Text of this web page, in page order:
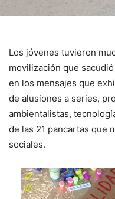
Los jóvenes tuvieron
movilización que
en los mensajes que
de alusiones a series,
ambientalistas,
de las 21 pancartas que
sociales.